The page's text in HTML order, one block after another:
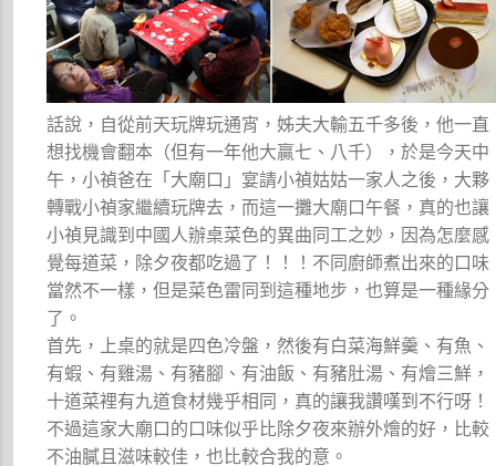
話說，自從前天玩牌玩通宵，姊夫大輸五千多後，他一直
想找機會翻本（但有一年他大贏七、八千），於是今天中
午，小禎爸在「大廟口」宴請小禎姑姑一家人之後，大夥
轉戰小禎家繼續玩牌去，而這一攤大廟口午餐，真的也讓
小禎見識到中國人辦桌菜色的異曲同工之妙，因為怎麼感
覺每道菜，除夕夜都吃過了！！！不同廚師煮出來的口味
當然不一樣，但是菜色雷同到這種地步，也算是一種緣分
了。
首先，上桌的就是四色冷盤，然後有白菜海鮮羹、有魚、
有蝦、有雞湯、有豬腳、有油飯、有豬肚湯、有燴三鮮，
十道菜裡有九道食材幾乎相同，真的讓我讚嘆到不行呀！
不過這家大廟口的口味似乎比除夕夜來辦外燴的好，比較
不油膩且滋味較佳，也比較合我的意。